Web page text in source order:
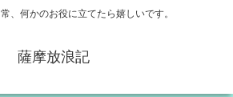
、何かのお役に立てたら嬉しいです。
薩摩放浪記